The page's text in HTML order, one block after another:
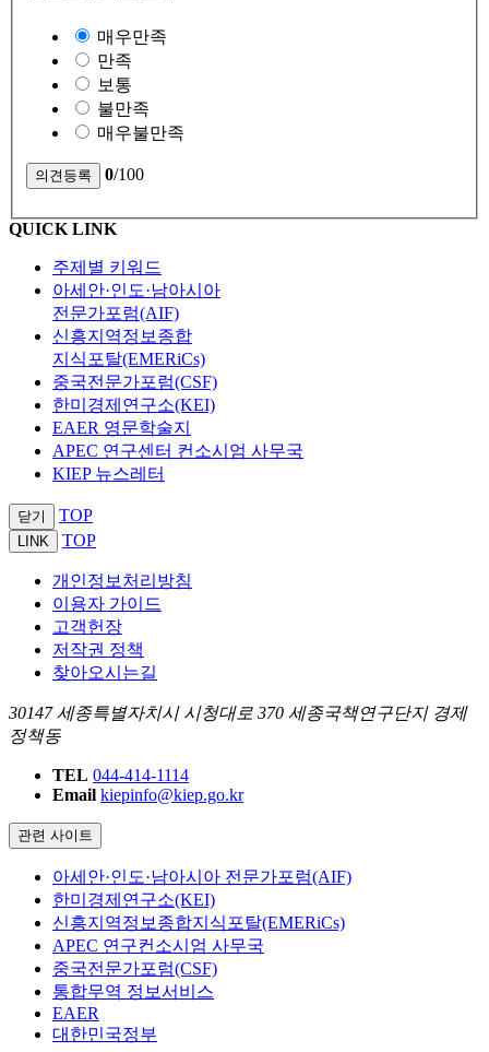
매우만족
만족
보통
불만족
매우불만족
0/100
QUICK LINK
주제별 키워드
아세안·인도·남아시아
전문가포럼(AIF)
신흥지역정보종합
지식포탈(EMERiCs)
중국전문가포럼(CSF)
한미경제연구소(KEI)
EAER 영문학술지
APEC 연구센터 컨소시엄 사무국
KIEP 뉴스레터
닫기 TOP
LINK TOP
개인정보처리방침
이용자 가이드
고객헌장
저작권 정책
찾아오시는길
30147 세종특별자치시 시청대로 370 세종국책연구단지 경제
정책동
TEL 044-414-1114
Email kiepinfo@kiep.go.kr
관련 사이트
아세안·인도·남아시아 전문가포럼(AIF)
한미경제연구소(KEI)
신흥지역정보종합지식포탈(EMERiCs)
APEC 연구컨소시엄 사무국
중국전문가포럼(CSF)
통합무역 정보서비스
EAER
대한민국정부